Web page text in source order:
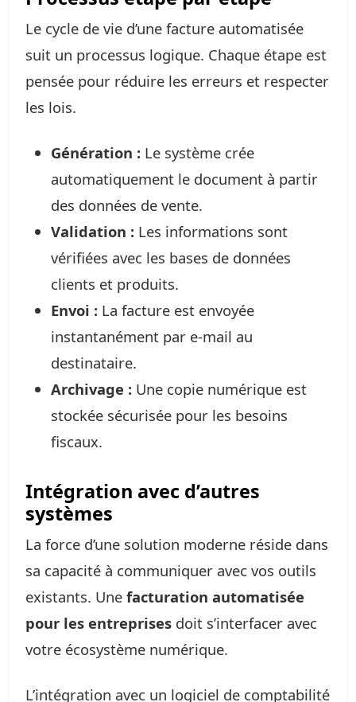
Le cycle de vie d’une facture automatisée
suit un processus logique. Chaque étape est
pensée pour réduire les erreurs et respecter
les lois.
Génération : Le système crée
automatiquement le document à partir
des données de vente.
Validation : Les informations sont
vérifiées avec les bases de données
clients et produits.
Envoi : La facture est envoyée
instantanément par e-mail au
destinataire.
Archivage : Une copie numérique est
stockée sécurisée pour les besoins
fiscaux.
Intégration avec d’autres
systèmes
La force d’une solution moderne réside dans
sa capacité à communiquer avec vos outils
existants. Une facturation automatisée
pour les entreprises doit s’interfacer avec
votre écosystème numérique.
L’intégration avec un logiciel de comptabilité